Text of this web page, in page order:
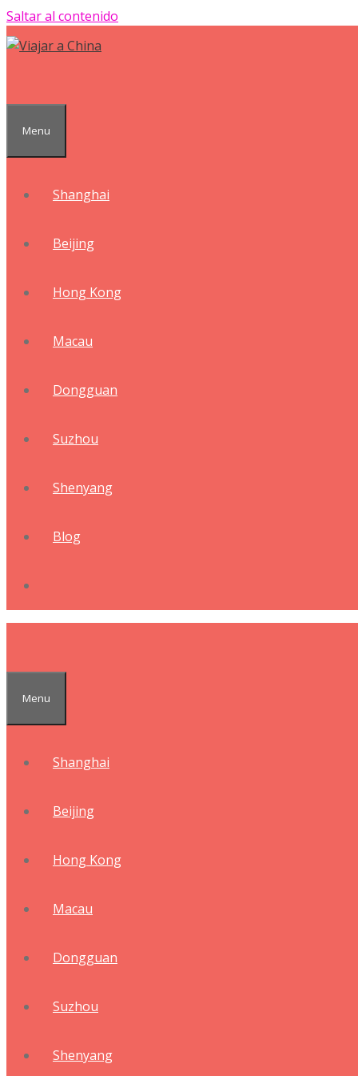
Saltar al contenido
Menu
Shanghai
Beijing
Hong Kong
Macau
Dongguan
Suzhou
Shenyang
Blog
Menu
Shanghai
Beijing
Hong Kong
Macau
Dongguan
Suzhou
Shenyang